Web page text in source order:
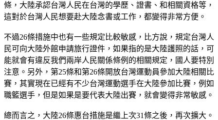
條，大陸承認台灣人民在台灣的學歷、證書、和相關資格等，
這對於台灣人民想要赴大陸念書或工作，都變得非常方便。
不過26條措施中也有一些規定比較敏感，比方說，規定台灣人
民可向大陸外館申請旅行證件，如果指的是大陸護照的話，可
能就會有違反我們兩岸人民關係條例的相關規定，國人要特別
注意。另外，第25條和第26條開放台灣運動員參加大陸相關比
賽，其實現在已經有不少台灣運動選手在大陸參加比賽，例如
職籃選手，但是如果是要代表大陸出賽，就會變得非常敏感。
總而言之，大陸26條惠台措施是繼上次31條之後，再次擴大。